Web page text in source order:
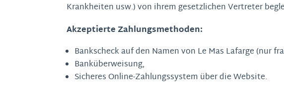
Krankheiten usw.) von ihrem gesetzlichen Vertreter
Akzeptierte Zahlungsmethoden:
Bankscheck auf den Namen von Le Mas Lafarge (nur
Banküberweisung,
Sicheres Online-Zahlungssystem über die Website.